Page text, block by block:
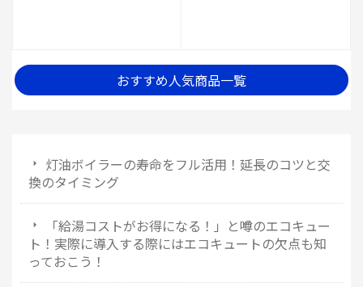
おすすめ人気商品一覧
灯油ボイラーの寿命をフル活用！延長のコツと交
換のタイミング
「給湯コストがお得になる！」と噂のエコキュー
ト！実際に導入する際にはエコキュートの欠点も知
っておこう！